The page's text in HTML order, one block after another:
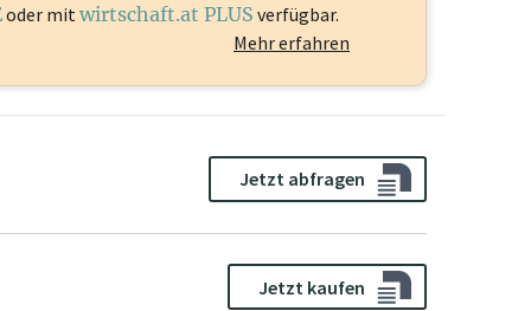
oder mit wirtschaft.at PLUS verfügbar.
Mehr erfahren
Jetzt abfragen
Jetzt kaufen